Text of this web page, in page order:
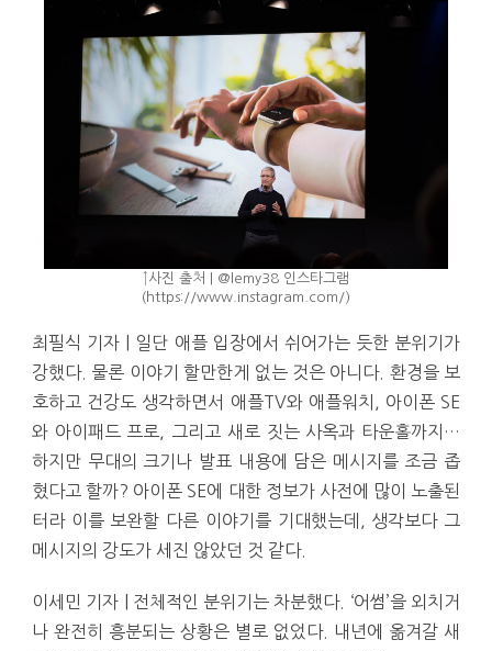
↑사진 출처 | @lemy38 인스타그램
(https://www.instagram.com/)
최필식 기자 | 일단 애플 입장에서 쉬어가는 듯한 분위기가
강했다. 물론 이야기 할만한게 없는 것은 아니다. 환경을 보
호하고 건강도 생각하면서 애플TV와 애플워치, 아이폰 SE
와 아이패드 프로, 그리고 새로 짓는 사옥과 타운홀까지…
하지만 무대의 크기나 발표 내용에 담은 메시지를 조금 좁
혔다고 할까? 아이폰 SE에 대한 정보가 사전에 많이 노출된
터라 이를 보완할 다른 이야기를 기대했는데, 생각보다 그
메시지의 강도가 세진 않았던 것 같다.
이세민 기자 | 전체적인 분위기는 차분했다. ‘어썸’을 외치거
나 완전히 흥분되는 상황은 별로 없었다. 내년에 옮겨갈 새